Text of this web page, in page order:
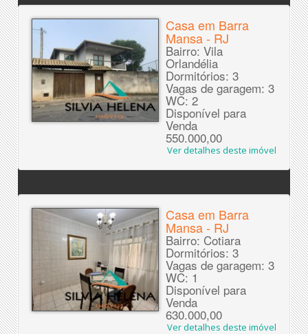
Casa em Barra
Mansa - RJ
Bairro: Vila
Orlandélia
Dormitórios: 3
Vagas de garagem: 3
WC: 2
Disponível para
Venda
550.000,00
Ver detalhes deste imóvel
Casa em Barra
Mansa - RJ
Bairro: Cotiara
Dormitórios: 3
Vagas de garagem: 3
WC: 1
Disponível para
Venda
630.000,00
Ver detalhes deste imóvel